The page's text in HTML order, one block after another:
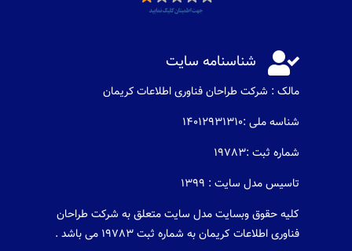
 شناسنامه سایت
مالک : شرکت طراحان فناوری اطلاعات كريمان
شناسه ملی :14012931310
شماره ثبت :19783
تاسیس مدل سایت : 1399
کلیه حقوق وبسایت مدل سایت متعلق به شرکت طراحان
فناوری اطلاعات کریمان به شماره ثبت 19783 می باشد .